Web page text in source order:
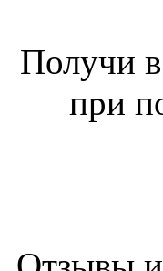
Получи
при